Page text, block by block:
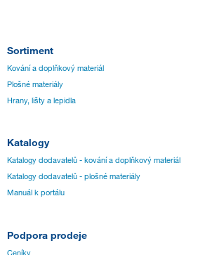
Sortiment
Kování a doplňkový materiál
Plošné materiály
Hrany, lišty a lepidla
Katalogy
Katalogy dodavatelů - kování a doplňkový materiál
Katalogy dodavatelů - plošné materiály
Manuál k portálu
Podpora prodeje
Ceníky